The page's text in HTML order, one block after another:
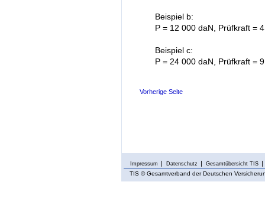
Beispiel b:
P = 12 000 daN, Prüfkraft =
Beispiel c:
P = 24 000 daN, Prüfkraft =
Vorherige Seite
Impressum Datenschutz Gesamtübersicht TIS
TIS © Gesamtverband der Deutschen